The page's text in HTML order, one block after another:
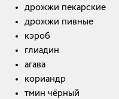
дрожжи пекарские
дрожжи пивные
кэроб
глиадин
агава
кориандр
тмин чёрный